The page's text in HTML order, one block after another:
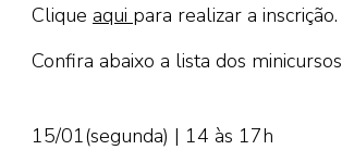
Clique aqui para realizar a inscrição.
Confira abaixo a lista dos minicursos
15/01(segunda) | 14 às 17h